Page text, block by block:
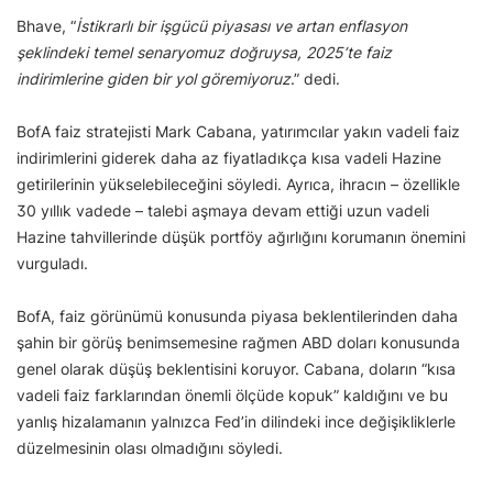
Bhave, “İstikrarlı bir işgücü piyasası ve artan enflasyon
şeklindeki temel senaryomuz doğruysa, 2025’te faiz
indirimlerine giden bir yol göremiyoruz.” dedi.
BofA faiz stratejisti Mark Cabana, yatırımcılar yakın vadeli faiz
indirimlerini giderek daha az fiyatladıkça kısa vadeli Hazine
getirilerinin yükselebileceğini söyledi. Ayrıca, ihracın – özellikle
30 yıllık vadede – talebi aşmaya devam ettiği uzun vadeli
Hazine tahvillerinde düşük portföy ağırlığını korumanın önemini
vurguladı.
BofA, faiz görünümü konusunda piyasa beklentilerinden daha
şahin bir görüş benimsemesine rağmen ABD doları konusunda
genel olarak düşüş beklentisini koruyor. Cabana, doların “kısa
vadeli faiz farklarından önemli ölçüde kopuk” kaldığını ve bu
yanlış hizalamanın yalnızca Fed’in dilindeki ince değişikliklerle
düzelmesinin olası olmadığını söyledi.